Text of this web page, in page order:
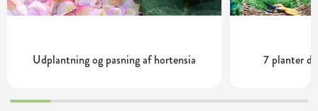
Udplantning og pasning af hortensia 7 planter